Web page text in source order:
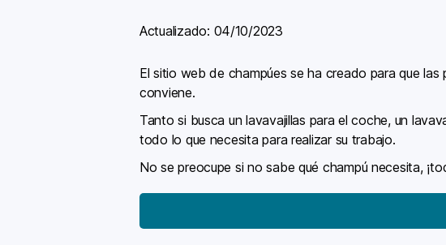
Actualizado: 04/10/2023
El sitio web de champúes se ha creado para que
conviene.
Tanto si busca un lavavajillas para el coche, un
todo lo que necesita para realizar su trabajo.
No se preocupe si no sabe qué champú necesita,